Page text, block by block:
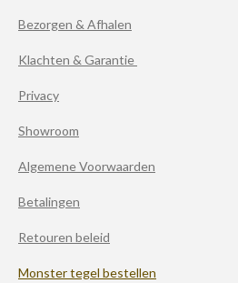
Bezorgen & Afhalen
Klachten & Garantie
Privacy
Showroom
Algemene Voorwaarden
Betalingen
Retouren beleid
Monster tegel bestellen